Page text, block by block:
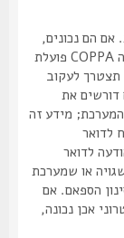
נכונים,
אז כנראה ואת מהדברים הבאים קרה. אם מערכת ה COPPA פועלת
מתחת לגיל 13, תצטרך לעקוב
את
מידע זה
או שמערכת
אם
נכונה,